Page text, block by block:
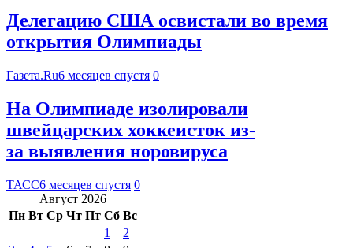
Делегацию США освистали во время
открытия Олимпиады
Газета.Ru6 месяцев спустя 0
На Олимпиаде изолировали
швейцарских хоккеисток из-
за выявления норовируса
ТАСС6 месяцев спустя 0
Август 2026
Пн Вт Ср Чт Пт Сб Вс
1
2